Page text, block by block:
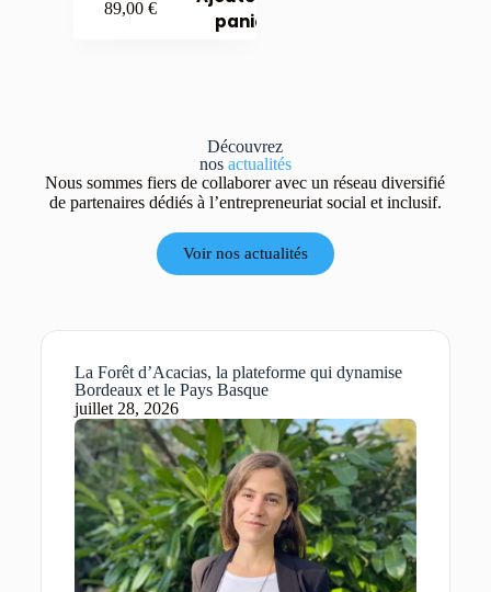
89,00 €
panier
Découvrez
nos actualités
Nous sommes fiers de collaborer avec un réseau diversifié
de partenaires dédiés à l’entrepreneuriat social et inclusif.
Voir nos actualités
La Forêt d’Acacias, la plateforme qui dynamise
Bordeaux et le Pays Basque
juillet 28, 2026